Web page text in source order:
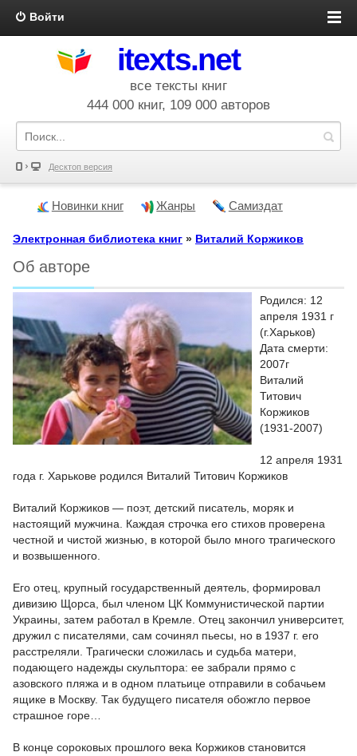
Войти
itexts.net
все тексты книг
444 000 книг, 109 000 авторов
Десктоп версия
Новинки книг Жанры Самиздат
Электронная библиотека книг » Виталий Коржиков
Об авторе
Родился: 12
апреля 1931 г
(г.Харьков)
Дата смерти:
2007г
Виталий
Титович
Коржиков
(1931-2007)
12 апреля 1931
года г. Харькове родился Виталий Титович Коржиков
Виталий Коржиков — поэт, детский писатель, моряк и
настоящий мужчина. Каждая строчка его стихов проверена
честной и чистой жизнью, в которой было много трагического
и возвышенного.
Его отец, крупный государственный деятель, формировал
дивизию Щорса, был членом ЦК Коммунистической партии
Украины, затем работал в Кремле. Отец закончил университет,
дружил с писателями, сам сочинял пьесы, но в 1937 г. его
расстреляли. Трагически сложилась и судьба матери,
подающего надежды скульптора: ее забрали прямо с
азовского пляжа и в одном платьице отправили в собачьем
ящике в Москву. Так будущего писателя обожгло первое
страшное горе…
В конце сороковых прошлого века Коржиков становится